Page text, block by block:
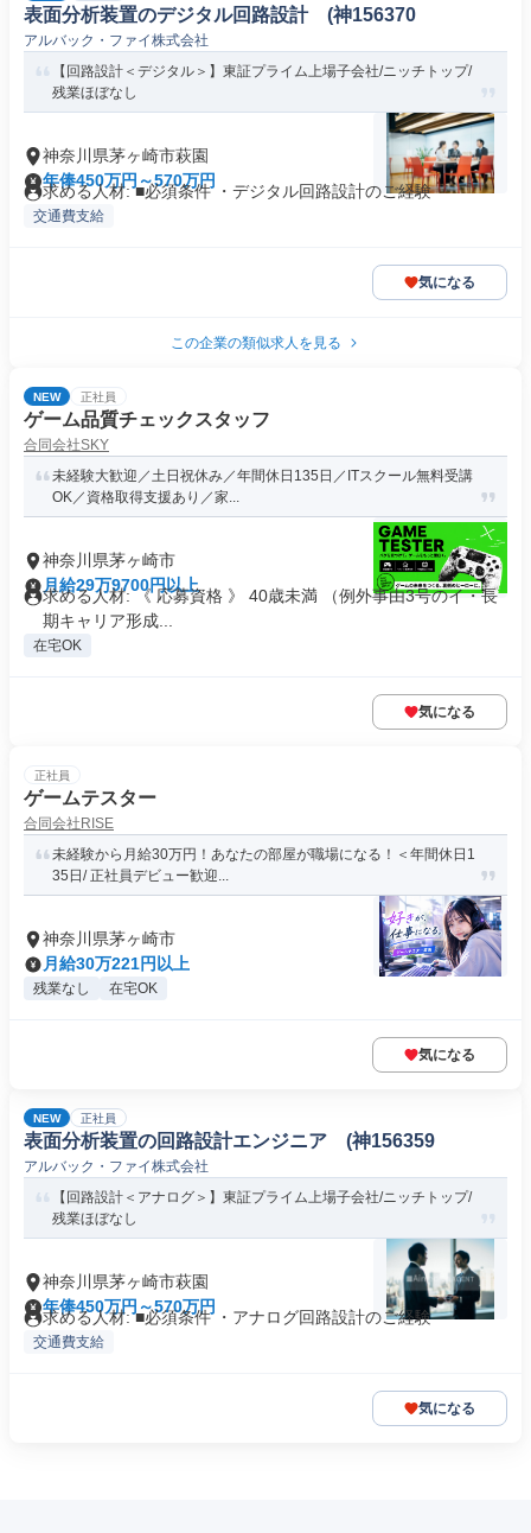
表面分析装置のデジタル回路設計 (神156370
アルバック・ファイ株式会社
【回路設計＜デジタル＞】東証プライム上場子会社/ニッチトップ/
残業ほぼなし
神奈川県茅ヶ崎市萩園
年俸450万円～570万円
求める人材: ■必須条件 ・デジタル回路設計のご経験
交通費支給
気になる
この企業の類似求人を見る
NEW 正社員
ゲーム品質チェックスタッフ
合同会社SKY
未経験大歓迎／土日祝休み／年間休日135日／ITスクール無料受講
OK／資格取得支援あり／家...
神奈川県茅ヶ崎市
月給29万9700円以上
求める人材: 《 応募資格 》 40歳未満 （例外事由3号のイ・長
期キャリア形成...
在宅OK
気になる
正社員
ゲームテスター
合同会社RISE
未経験から月給30万円！あなたの部屋が職場になる！＜年間休日1
35日/ 正社員デビュー歓迎...
神奈川県茅ヶ崎市
月給30万221円以上
残業なし 在宅OK
気になる
NEW 正社員
表面分析装置の回路設計エンジニア (神156359
アルバック・ファイ株式会社
【回路設計＜アナログ＞】東証プライム上場子会社/ニッチトップ/
残業ほぼなし
神奈川県茅ヶ崎市萩園
年俸450万円～570万円
求める人材: ■必須条件 ・アナログ回路設計のご経験
交通費支給
気になる